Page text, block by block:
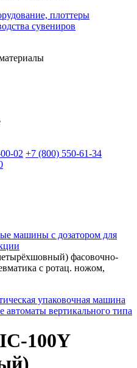
плоттеры
сувениров
02 +7 (800) 550-61-34
машины с дозатором для
фасовочно-
с ротац. ножом,
упаковочная машина
вертикального типа
100Y